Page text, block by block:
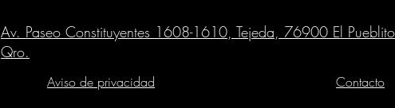
Av. Paseo Constituyentes 1608-1610, Tejeda, 76900 El
Qro.
Aviso de privacidad​ Contacto